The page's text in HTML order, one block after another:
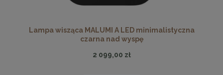
Lampa wisząca MALUMI A LED minimalistyczna
czarna nad wyspę
2 099,00 zł